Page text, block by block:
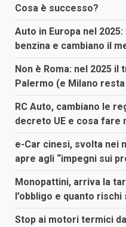
Cosa è successo?
Auto in Europa nel
benzina e cambiano il
Non è Roma: nel 2025 il
Palermo (e Milano
RC Auto, cambiano le
decreto UE e cosa fare
e-Car cinesi, svolta nei
apre agli “impegni sui
Monopattini, arriva la
l’obbligo e quanto
Stop ai motori termici